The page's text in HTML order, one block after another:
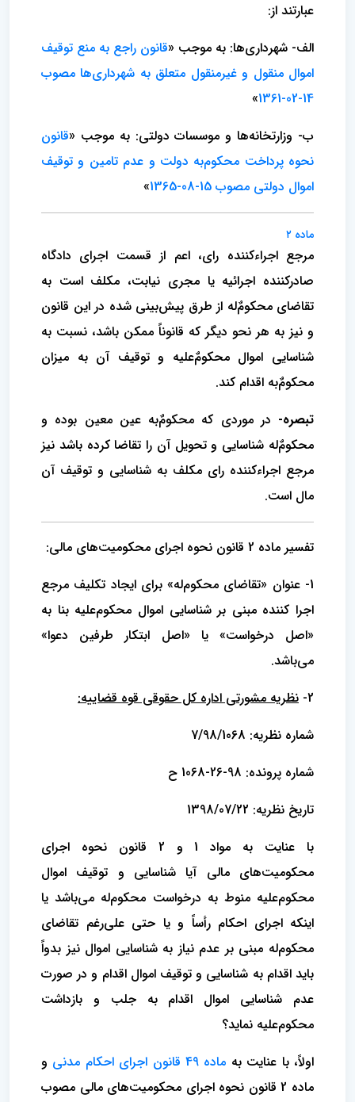
عبارتند از:
الف- شهرداری‌ها: به موجب «قانون راجع به منع توقیف
اموال منقول و غیرمنقول متعلق به شهرداری‌ها مصوب
14-02-1361
»
ب- وزارتخانه‌ها و موسسات دولتی: به موجب «قانون
نحوه پرداخت محکوم‌به دولت و عدم تامین و توقیف
اموال دولتی مصوب 15-08-1365
»
ماده ۲
مرجع اجراءکننده ‌رای، اعم از قسمت اجرای دادگاه
صادرکننده اجرائیه یا مجری نیابت، مکلف است به
تقاضای محکومٌ‌له از طرق پیش‌بینی شده در این قانون
و نیز به هر نحو دیگر که قانوناً ممکن باشد، نسبت به
شناسایی اموال محکومٌ‌علیه و توقیف آن به میزان
محکومٌ‌به اقدام کند.
تبصره- در موردی که محکومٌ‌به عین معین بوده و
محکومٌ‌له شناسایی و تحویل آن را تقاضا کرده باشد نیز
مرجع اجراءکننده رای مکلف به شناسایی و توقیف آن
مال است.
تفسیر ماده 2 قانون نحوه اجرای محکومیت‌های مالی:
1- عنوان «تقاضای محکوم‌له» برای ایجاد تکلیف مرجع
اجرا کننده مبنی بر شناسایی اموال محکوم‌علیه بنا به
«اصل درخواست» یا «اصل ابتکار طرفین دعوا»
می‌باشد.
2- نظریه مشورتی اداره کل حقوقی قوه قضاییه:
شماره نظریه: 7/98/1068
شماره پرونده: 98-26-1068 ح
تاریخ نظریه: 1398/07/22
با عنایت به مواد 1 و 2 قانون نحوه اجرای
محکومیت‌های مالی آیا شناسایی و توقیف اموال
محکوم‌علیه منوط به درخواست محکوم‌له می‌باشد یا
اینکه اجرای احکام رأساً و یا حتی علی‌رغم تقاضای
محکوم‌له مبنی بر عدم نیاز به شناسایی اموال نیز بدواً
باید اقدام به شناسایی و توقیف اموال اقدام و در صورت
عدم شناسایی اموال اقدام به جلب و بازداشت
محکوم‌علیه نماید؟
اولاً، با عنایت به ماده 49 قانون اجرای احکام مدنی
و
ماده 2 قانون نحوه اجرای محکومیت‌های مالی مصوب